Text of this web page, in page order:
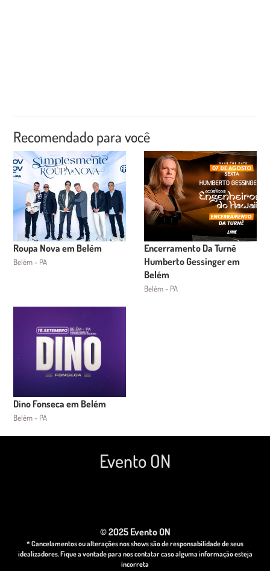
Recomendado para você
Roupa Nova em Belém
Belém - PA
Encerramento Da Turnê
Humberto Gessinger em
Belém
Belém - PA
Dino Fonseca em Belém
Belém - PA
Evento ON
© 2025 Evento ON
* Cancelamentos ou alterações nos shows são de responsabilidade de seus
idealizadores. Fique a vontade para nos contatar caso alguma informação esteja
incorreta